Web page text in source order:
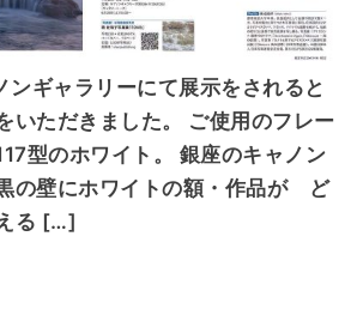
ギャラリーにて展示をされると
いただきました。 ご使用のフレー
型のホワイト。 銀座のキャノン
の壁にホワイトの額・作品が ど
る […]